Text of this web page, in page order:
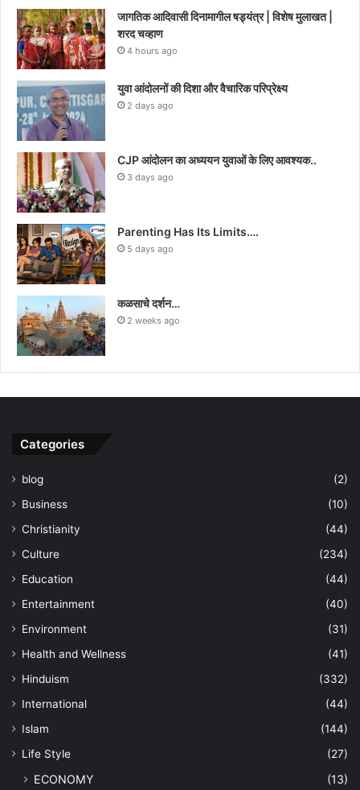
जागतिक आदिवासी दिनामागील षड्यंत्र | विशेष मुलाखत |
शरद चव्हाण
4 hours ago
युवा आंदोलनों की दिशा और वैचारिक परिप्रेक्ष्य
2 days ago
CJP आंदोलन का अध्ययन युवाओं के लिए आवश्यक..
3 days ago
Parenting Has Its Limits….
5 days ago
कळसाचे दर्शन…
2 weeks ago
Categories
blog
(2)
Business
(10)
Christianity
(44)
Culture
(234)
Education
(44)
Entertainment
(40)
Environment
(31)
Health and Wellness
(41)
Hinduism
(332)
International
(44)
Islam
(144)
Life Style
(27)
ECONOMY (13)